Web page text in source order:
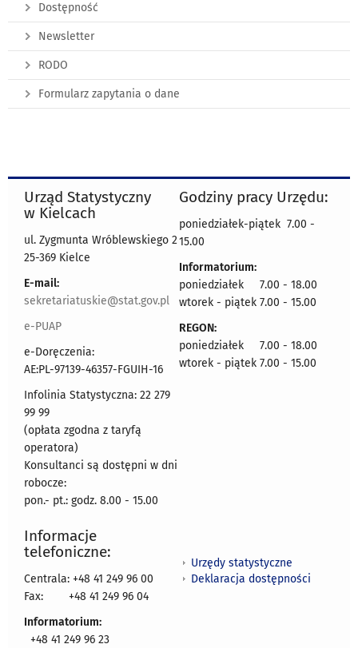
Dostępność
Newsletter
RODO
Formularz zapytania o dane
Urząd Statystyczny
w Kielcach
ul. Zygmunta Wróblewskiego 2
25-369 Kielce
E-mail:
sekretariatuskie@stat.gov.pl
e-PUAP
e-Doręczenia:
AE:PL-97139-46357-FGUIH-16
Infolinia Statystyczna: 22 279
99 99
(opłata zgodna z taryfą
operatora)
Konsultanci są dostępni w dni
robocze:
pon.- pt.: godz. 8.00 - 15.00
Godziny pracy Urzędu:
poniedziałek-piątek 7.00 -
15.00
Informatorium:
poniedziałek 7.00 - 18.00
wtorek - piątek 7.00 - 15.00
REGON:
poniedziałek 7.00 - 18.00
wtorek - piątek 7.00 - 15.00
Informacje
telefoniczne:
Centrala: +48 41 249 96 00
Fax:
+48 41 249 96 04
Informatorium:
+48 41 249 96 23
Urzędy statystyczne
Deklaracja dostępności